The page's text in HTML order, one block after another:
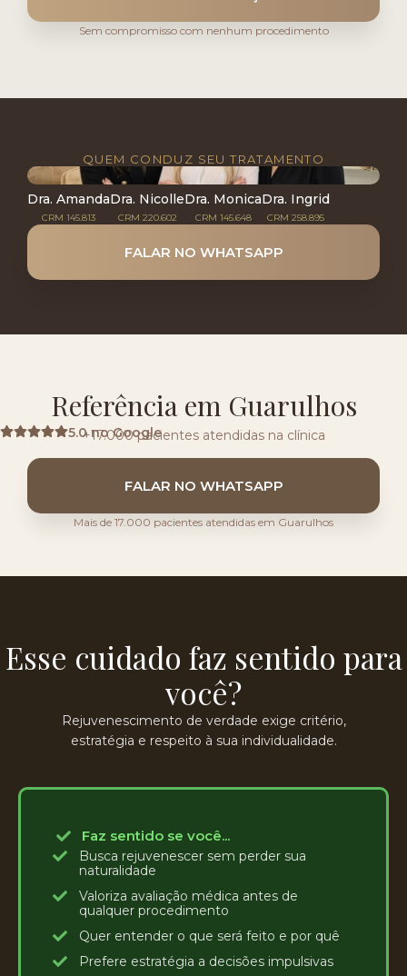
Sem compromisso com nenhum procedimento
QUEM CONDUZ SEU TRATAMENTO
Dra. Amanda
CRM 145.813
Dra. Nicolle
CRM 220.602
Dra. Monica
CRM 145.648
Dra. Ingrid
CRM 258.895
FALAR NO WHATSAPP
Referência em Guarulhos
5.0 no Google
+17.000 pacientes atendidas na clínica
FALAR NO WHATSAPP
Mais de 17.000 pacientes atendidas em Guarulhos
Esse cuidado faz sentido para
você?
Rejuvenescimento de verdade exige critério,
estratégia e respeito à sua individualidade.
Faz sentido se você...
Busca rejuvenescer sem perder sua
naturalidade
Valoriza avaliação médica antes de
qualquer procedimento
Quer entender o que será feito e por quê
Prefere estratégia a decisões impulsivas